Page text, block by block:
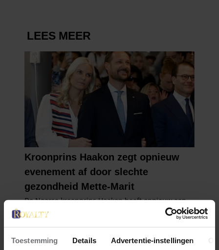
Toestemming Details Advertentie-instellingen